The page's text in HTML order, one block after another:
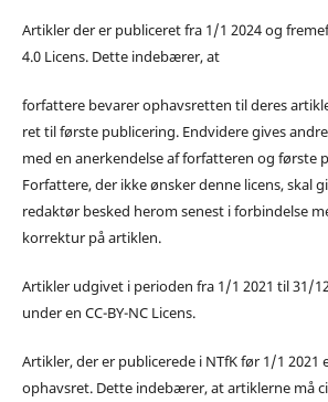
Artikler der er publiceret fra 1/1 2024 og
4.0 Licens. Dette indebærer, at
forfattere bevarer ophavsretten til deres
ret til første publicering. Endvidere gives
med en anerkendelse af forfatteren og første
Forfattere, der ikke ønsker denne licens, skal
redaktør besked herom senest i forbindelse
korrektur på artiklen.
Artikler udgivet i perioden fra 1/1 2021 til 31/
under en CC-BY-NC Licens.
Artikler, der er publicerede i NTfK før 1/1 2021
ophavsret. Dette indebærer, at artiklerne må